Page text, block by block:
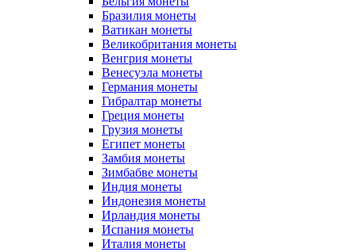
Бразилия монеты
Ватикан монеты
Великобритания монеты
Венгрия монеты
Венесуэла монеты
Германия монеты
Гибралтар монеты
Греция монеты
Грузия монеты
Египет монеты
Замбия монеты
Зимбабве монеты
Индия монеты
Индонезия монеты
Ирландия монеты
Испания монеты
Италия монеты